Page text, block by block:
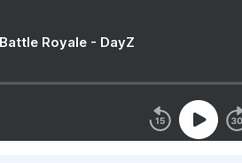
Royale - DayZ